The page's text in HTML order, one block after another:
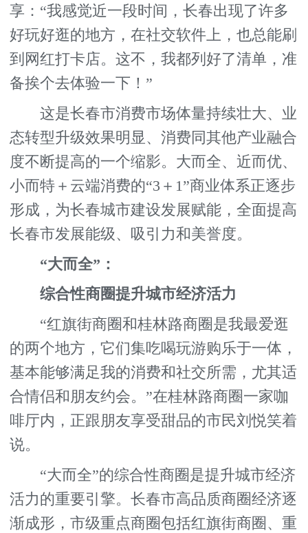
享：“我感觉近一段时间，长春出现了许多
好玩好逛的地方，在社交软件上，也总能刷
到网红打卡店。这不，我都列好了清单，准
备挨个去体验一下！”
这是长春市消费市场体量持续壮大、业
态转型升级效果明显、消费同其他产业融合
度不断提高的一个缩影。大而全、近而优、
小而特＋云端消费的“3＋1”商业体系正逐步
形成，为长春城市建设发展赋能，全面提高
长春市发展能级、吸引力和美誉度。
“大而全”：
综合性商圈提升城市经济活力
“红旗街商圈和桂林路商圈是我最爱逛
的两个地方，它们集吃喝玩游购乐于一体，
基本能够满足我的消费和社交所需，尤其适
合情侣和朋友约会。”在桂林路商圈一家咖
啡厅内，正跟朋友享受甜品的市民刘悦笑着
说。
“大而全”的综合性商圈是提升城市经济
活力的重要引擎。长春市高品质商圈经济逐
渐成形，市级重点商圈包括红旗街商圈、重